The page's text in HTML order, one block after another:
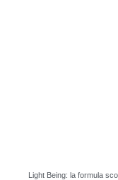
Light Being: la formula